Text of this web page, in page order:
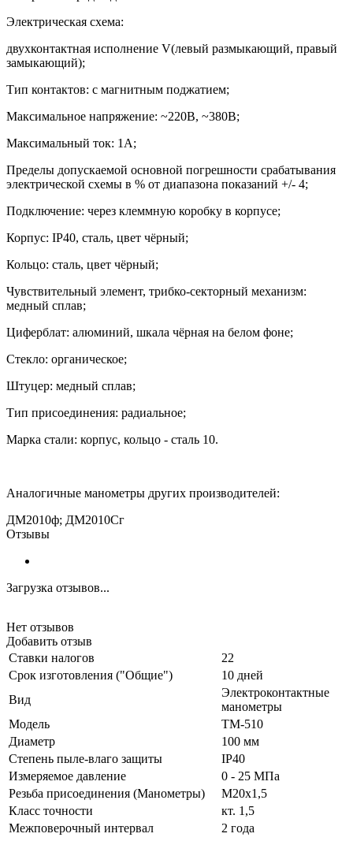
Электрическая схема:
двухконтактная исполнение V(левый размыкающий, правый
замыкающий);
Тип контактов: с магнитным поджатием;
Максимальное напряжение: ~220В, ~380В;
Максимальный ток: 1А;
Пределы допускаемой основной погрешности срабатывания
электрической схемы в % от диапазона показаний +/- 4;
Подключение: через клеммную коробку в корпусе;
Корпус: IP40, сталь, цвет чёрный;
Кольцо: сталь, цвет чёрный;
Чувствительный элемент, трибко-секторный механизм:
медный сплав;
Циферблат: алюминий, шкала чёрная на белом фоне;
Стекло: органическое;
Штуцер: медный сплав;
Тип присоединения: радиальное;
Марка стали: корпус, кольцо - сталь 10.
Аналогичные манометры других производителей:
ДМ2010ф; ДМ2010Сг
Отзывы
Загрузка отзывов...
Нет отзывов
Добавить отзыв
Ставки налогов
22
Срок изготовления ("Общие")
10 дней
Вид
Электроконтактные
манометры
Модель
ТМ-510
Диаметр
100 мм
Степень пыле-влаго защиты
IP40
Измеряемое давление
0 - 25 МПа
Резьба присоединения (Манометры)
М20х1,5
Класс точности
кт. 1,5
Межповерочный интервал
2 года